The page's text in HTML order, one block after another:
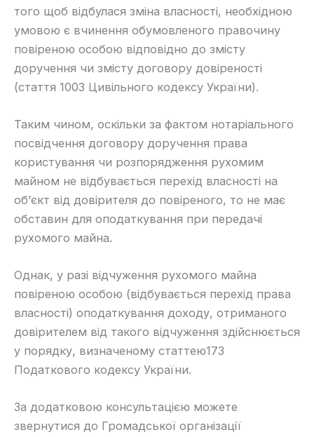
того щоб відбулася зміна власності, необхідною
умовою є вчинення обумовленого правочину
повіреною особою відповідно до змісту
доручення чи змісту договору довіреності
(стаття 1003 Цивільного кодексу України).
Таким чином, оскільки за фактом нотаріального
посвідчення договору доручення права
користування чи розпорядження рухомим
майном не відбувається перехід власності на
об’єкт від довірителя до повіреного, то не має
обставин для оподаткування при передачі
рухомого майна.
Однак, у разі відчуження рухомого майна
повіреною особою (відбувається перехід права
власності) оподаткування доходу, отриманого
довірителем від такого відчуження здійснюється
у порядку, визначеному статтею173
Податкового кодексу України.
За додатковою консультацією можете
звернутися до Громадської організації